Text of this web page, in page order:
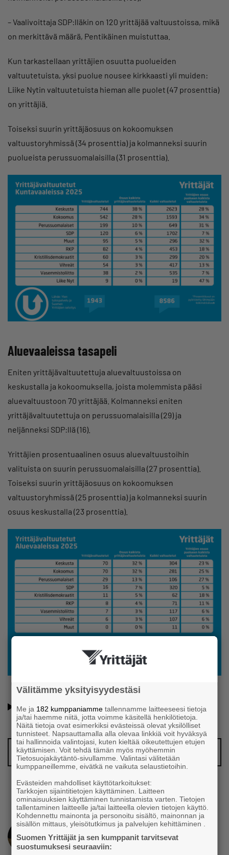
– Vaalivoittaja SDP:lläkin on 120 yrittäjää valtuustoissa, mikä
on merkittävä määrä, Pentikäinen muistuttaa.
Kun tarkastellaan yrittäjien osuutta puolueiden
valtuutetuista, yksi puolue nousee kirkkaasti yli muiden:
Liike Nytin valtuutetuista hieman alle puolet (47 prosenttia)
on yrittäjiä.
Toiseksi suurin yrittäjäosuus on kokoomuksen
valtuustoryhmissä (34 prosenttia) ja kolmanneksi suurin
puolueista perussuomalaisilla (31 prosenttia).
Aluevaaleissa tasapeli
Eniten yrittäjävaltuutettuja aluevaltuustoissa on
keskustalla ja kokoomuksella, joista molemmista pääsi
aluevaltuustoon 70 yrittäjää. Kolmanneksi eniten
yrittäjävaltuutettuja on perussuomalaisilla (29) ja
neljänneksi SDP:llä (16).
Yrittäjien prosentuaalinen osuus aluevaltuustoihin
valituista on suurin perussuomalaisilla (27 prosenttia).
Toiseksi suurin yrittäjäosuus on kokoomuksen
valtuustoryhmissä (25 prosenttia) ja kolmanneksi suurin
osuus keskustalla (23 prosenttia).
eduista ja hyödyistä!
Vinkkaa meille juttuaihe!
Välitämme yksityisyydestäsi
Me ja 182 kumppaniamme tallennamme laitteeseesi tietoja
ja/tai haemme niitä, jotta voimme käsitellä henkilötietoja.
Näitä tietoja ovat esimerkiksi evästeissä olevat yksilölliset
tunnisteet. Napsauttamalla alla olevaa linkkiä voit hyväksyä
tai hallinnoida valintojasi, kuten kieltää oikeutettujen etujen
käyttämisen. Voit tehdä tämän myös myöhemmin
Tietosuojakäytäntö-sivullamme. Valintasi välitetään
kumppaneillemme, eivätkä ne vaikuta selaustietoihin.
Evästeiden mahdolliset käyttötarkoitukset:
Tarkkojen sijaintitietojen käyttäminen. Laitteen
ominaisuuksien käyttäminen tunnistamista varten. Tietojen
tallentaminen laitteelle ja/tai laitteella olevien tietojen käyttö.
Kohdennettu mainonta ja personoitu sisältö, mainonnan ja
sisällön mittaus, yleisötutkimus ja palvelujen kehittäminen .
Suomen Yrittäjät ja sen kumppanit tarvitsevat
suostumuksesi seuraaviin: